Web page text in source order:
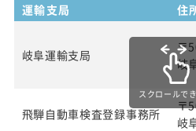
運輸支局 住
岐阜運輸支局
〒
岐
飛騨自動車検査登録事務所
〒
岐
スクロールで